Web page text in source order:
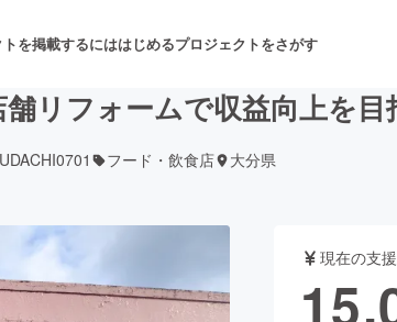
を掲載するにははじめるプロジェクトをさがす
舞台・パフォーマンス
リフォームで収益向上を目
フード・飲食店 大分県
現在の支